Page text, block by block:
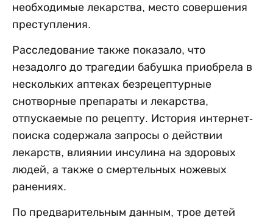
необходимые лекарства, место совершения
преступления.
Расследование также показало, что
незадолго до трагедии бабушка приобрела в
нескольких аптеках безрецептурные
снотворные препараты и лекарства,
отпускаемые по рецепту. История интернет-
поиска содержала запросы о действии
лекарств, влиянии инсулина на здоровых
людей, а также о смертельных ножевых
ранениях.
По предварительным данным, трое детей